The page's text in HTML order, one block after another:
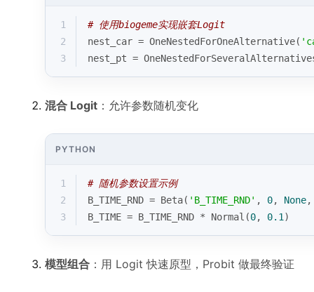
1
# 使用biogeme实现嵌套Logit
2
nest_car = OneNestedForOneAlternative(
3
nest_pt =
混合 Logit ：允许参数随机变化
PYTHON
1
# 随机参数设置示例
2
B_TIME_RND = Beta( 'B_TIME_RND' , 0, None
3
B_TIME = B_TIME_RND * Normal(0, 0.1 )
模型组合 ：用 Logit 快速原型，Probit 做最终验证